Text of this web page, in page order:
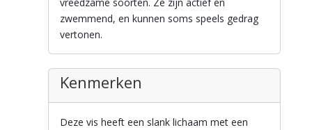
zwemmend, en kunnen soms speels gedrag
vertonen.
Kenmerken
Deze vis heeft een slank lichaam met een